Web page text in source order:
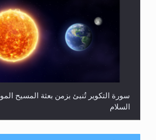
سورة التكوير تُنبئ بزمن بعثة المسيح
السلام